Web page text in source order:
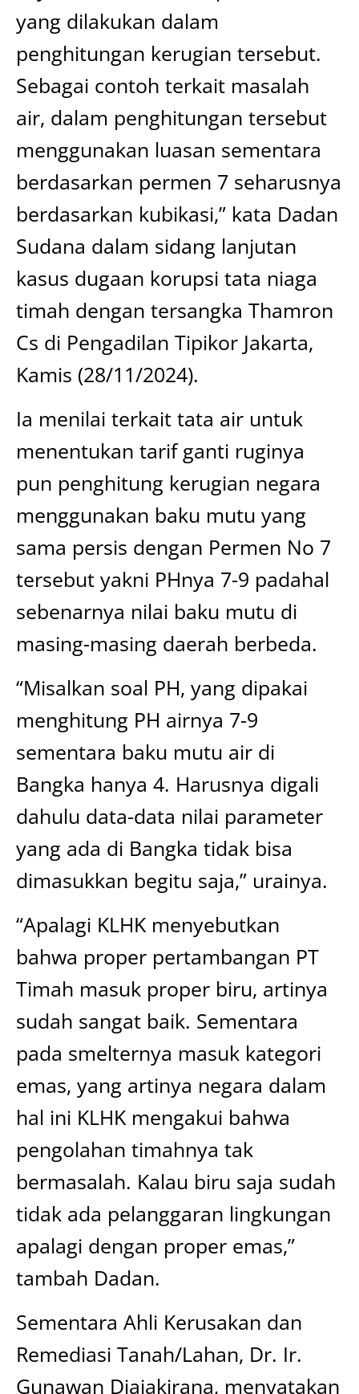
yang dilakukan dalam
penghitungan kerugian tersebut.
Sebagai contoh terkait masalah
air, dalam penghitungan tersebut
menggunakan luasan sementara
berdasarkan permen 7 seharusnya
berdasarkan kubikasi,” kata Dadan
Sudana dalam sidang lanjutan
kasus dugaan korupsi tata niaga
timah dengan tersangka Thamron
Cs di Pengadilan Tipikor Jakarta,
Kamis (28/11/2024).
Ia menilai terkait tata air untuk
menentukan tarif ganti ruginya
pun penghitung kerugian negara
menggunakan baku mutu yang
sama persis dengan Permen No 7
tersebut yakni PHnya 7-9 padahal
sebenarnya nilai baku mutu di
masing-masing daerah berbeda.
“Misalkan soal PH, yang dipakai
menghitung PH airnya 7-9
sementara baku mutu air di
Bangka hanya 4. Harusnya digali
dahulu data-data nilai parameter
yang ada di Bangka tidak bisa
dimasukkan begitu saja,” urainya.
“Apalagi KLHK menyebutkan
bahwa proper pertambangan PT
Timah masuk proper biru, artinya
sudah sangat baik. Sementara
pada smelternya masuk kategori
emas, yang artinya negara dalam
hal ini KLHK mengakui bahwa
pengolahan timahnya tak
bermasalah. Kalau biru saja sudah
tidak ada pelanggaran lingkungan
apalagi dengan proper emas,”
tambah Dadan.
Sementara Ahli Kerusakan dan
Remediasi Tanah/Lahan, Dr. Ir.
Gunawan Djajakirana, menyatakan